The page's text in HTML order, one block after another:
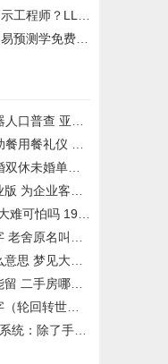
结合，创造超强提示优化器
免费四柱八字算命
服人口普查数据一览
西式自助餐有哪些
歧视：网友热议没啥问题
户提供消费服务
属蛇人43岁后命运
名叫什么名字
是什么意思周公解梦
东西不能留在家里
转世打数字）
纳入生态的还有这些